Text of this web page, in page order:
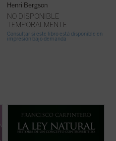
Henri Bergson
NO DISPONIBLE
TEMPORALMENTE
Consultar si este libro está disponible en
impresión bajo demanda
«Las doctrinas sobre el derecho natural se
han formado dentro de un esfuerzo
conjunto en el que han participado filósofos,
teólogos y juristas, paganos y cristianos».